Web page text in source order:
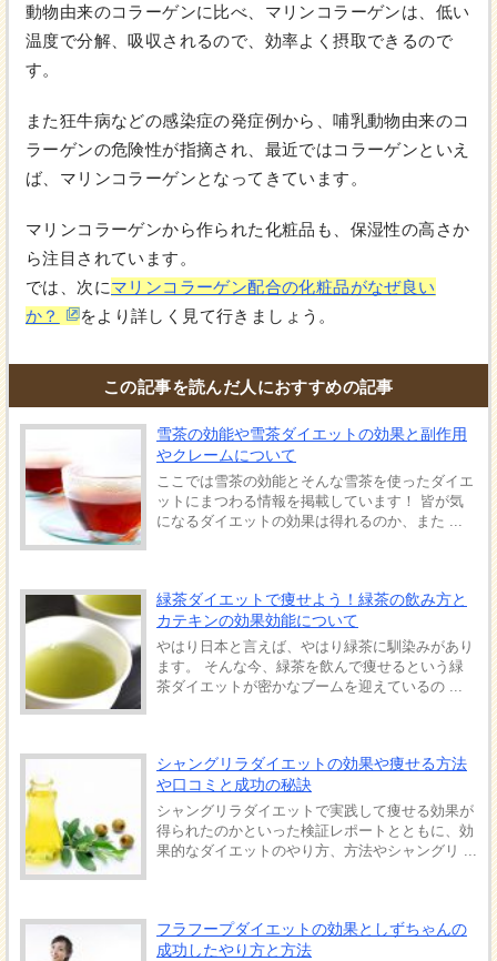
動物由来のコラーゲンに比べ、マリンコラーゲンは、低い
温度で分解、吸収されるので、効率よく摂取できるので
す。
また狂牛病などの感染症の発症例から、哺乳動物由来のコ
ラーゲンの危険性が指摘され、最近ではコラーゲンといえ
ば、マリンコラーゲンとなってきています。
マリンコラーゲンから作られた化粧品も、保湿性の高さか
ら注目されています。
では、次にマリンコラーゲン配合の化粧品がなぜ良い
か？
をより詳しく見て行きましょう。
この記事を読んだ人におすすめの記事
雪茶の効能や雪茶ダイエットの効果と副作用
やクレームについて
ここでは雪茶の効能とそんな雪茶を使ったダイエ
ットにまつわる情報を掲載しています！ 皆が気
になるダイエットの効果は得れるのか、また ...
緑茶ダイエットで痩せよう！緑茶の飲み方と
カテキンの効果効能について
やはり日本と言えば、やはり緑茶に馴染みがあり
ます。 そんな今、緑茶を飲んで痩せるという緑
茶ダイエットが密かなブームを迎えているの ...
シャングリラダイエットの効果や痩せる方法
や口コミと成功の秘訣
シャングリラダイエットで実践して痩せる効果が
得られたのかといった検証レポートとともに、効
果的なダイエットのやり方、方法やシャングリ ...
フラフープダイエットの効果としずちゃんの
成功したやり方と方法